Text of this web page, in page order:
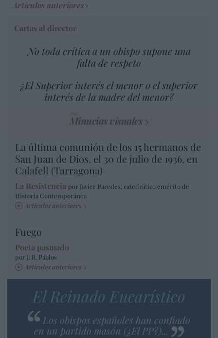
Artículos anteriores
Cartas al director
No toda crítica a un obispo supone una
falta de respeto
¿El Superior interés el menor o el superior
interés de la madre del menor?
Minucias visuales
La última comunión de los 15 hermanos de
San Juan de Dios, el 30 de julio de 1936, en
Calafell (Tarragona)
La Resistencia por Javier Paredes, catedrático emérito de
Historia Contemporánea
Artículos anteriores
Fuego
Poeta pasmado
por J. R. Pablos
Artículos anteriores
El Reinado Eucarístico
Los obispos españoles han confiado
en un partido masón (¿El PP?)...